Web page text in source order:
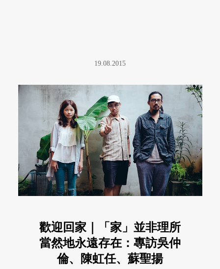
19.08.2015
歡迎回家｜「家」並非理所
當然地永遠存在：專訪吳仲
倫、陳虹任、蘇聖揚